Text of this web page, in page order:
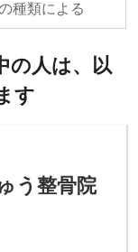
種類による
の人は、以
す
う整骨院